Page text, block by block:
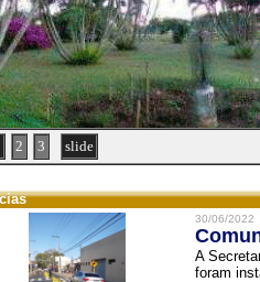
2 3 slide
30/06/2022
A
foram